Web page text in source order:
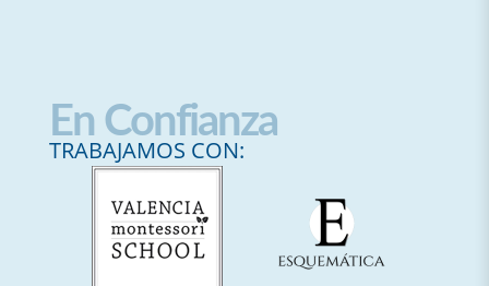
En Confianza
TRABAJAMOS CON: